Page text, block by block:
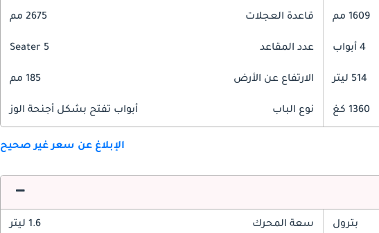
1609 مم قاعدة العجلات 2675 مم
4 أبواب عدد المقاعد 5 Seater
514 ليتر الارتفاع عن الأرض 185 مم
1360 كغ نوع الباب أبواب تفتح بشكل أجنحة الوز
الإبلاغ عن سعر غير صحيح
بترول سعة المحرك 1.6 ليتر